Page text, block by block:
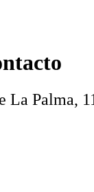
La Palma,